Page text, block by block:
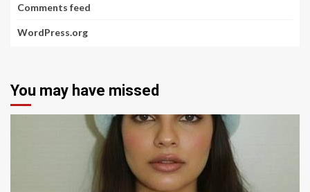
Comments feed
WordPress.org
You may have missed